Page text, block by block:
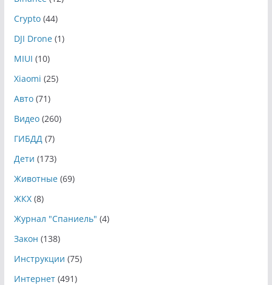
Crypto(44)
DJI Drone(1)
MIUI (10)
Xiaomi (25)
Авто(71)
Видео(260)
ГИБДД (7)
Дети (173)
Животные(69)
ЖКХ(8)
Журнал "Спаниель" (4)
Закон (138)
Инструкции (75)
Интернет(491)